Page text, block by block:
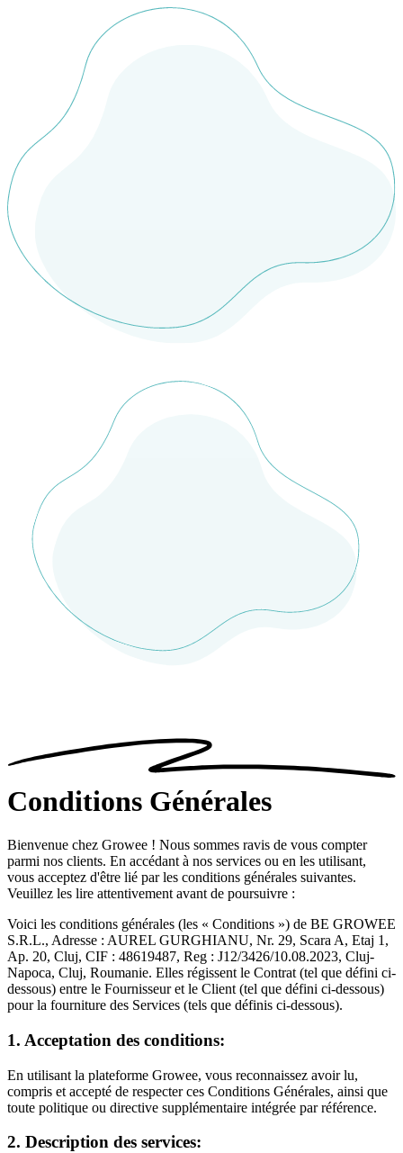
Conditions Générales
Bienvenue chez Growee ! Nous sommes ravis de vous compter
parmi nos clients. En accédant à nos services ou en les utilisant,
vous acceptez d'être lié par les conditions générales suivantes.
Veuillez les lire attentivement avant de poursuivre :
Voici les conditions générales (les « Conditions ») de BE GROWEE
S.R.L., Adresse : AUREL GURGHIANU, Nr. 29, Scara A, Etaj 1,
Ap. 20, Cluj, CIF : 48619487, Reg : J12/3426/10.08.2023, Cluj-
Napoca, Cluj, Roumanie. Elles régissent le Contrat (tel que défini ci-
dessous) entre le Fournisseur et le Client (tel que défini ci-dessous)
pour la fourniture des Services (tels que définis ci-dessous).
1. Acceptation des conditions:
En utilisant la plateforme Growee, vous reconnaissez avoir lu,
compris et accepté de respecter ces Conditions Générales, ainsi que
toute politique ou directive supplémentaire intégrée par référence.
2. Description des services: